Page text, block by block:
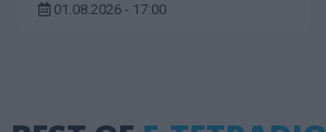
01.08.2026 - 17:00